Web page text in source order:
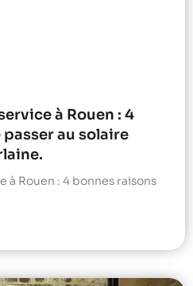
à Rouen : 4
au solaire
à Rouen : 4 bonnes raisons